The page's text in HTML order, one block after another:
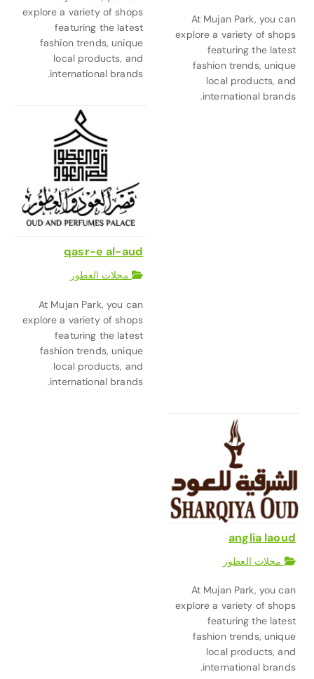
At Mujan Park, you can
explore a variety of shops
featuring the latest
fashion trends, unique
local products, and
international brands.
explore a variety of shops
featuring the latest
fashion trends, unique
local products, and
international brands.
qasr-e al-aud
محلات العطور
At Mujan Park, you can
explore a variety of shops
featuring the latest
fashion trends, unique
local products, and
international brands.
anglia laoud
محلات العطور
At Mujan Park, you can
explore a variety of shops
featuring the latest
fashion trends, unique
local products, and
international brands.